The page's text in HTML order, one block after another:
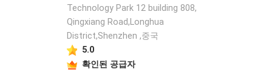
Technology Park 12 building 808,
Qingxiang Road,Longhua
District,Shenzhen ,중국
5.0
확인된 공급자